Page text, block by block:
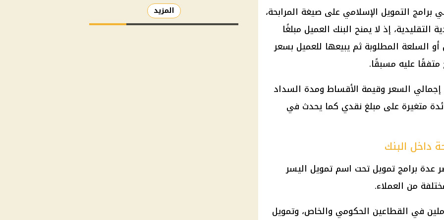
التمويل الإسلامي على صيغة المرابحة،
إذ لا يمنح البنك العميل مبلغًا
أو السلعة المطلوبة ثم يبيعها للعميل بسعر
عليه مسبقًا.
السعر وقيمة الأقساط ومدة السداد
متغيرة على مبلغ نقدي كما يحدث في
داخل البنك
برامج تمويل تحت اسم تمويل اليسر
من العملاء.
في القطاعين الحكومي والخاص، وتمويل
المزيد